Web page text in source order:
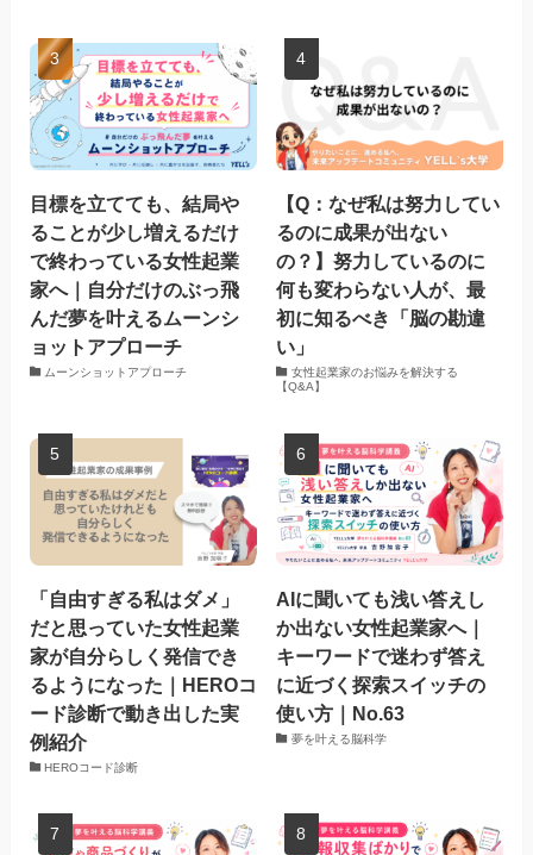
目標を立てても、結局や
ることが少し増えるだけ
で終わっている女性起業
家へ｜自分だけのぶっ飛
んだ夢を叶えるムーンシ
ョットアプローチ
ムーンショットアプローチ
【Q：なぜ私は努力してい
るのに成果が出ない
の？】努力しているのに
何も変わらない人が、最
初に知るべき「脳の勘違
い」
女性起業家のお悩みを解決する
【Q&A】
「自由すぎる私はダメ」
だと思っていた女性起業
家が自分らしく発信でき
るようになった｜HEROコ
ード診断で動き出した実
例紹介
HEROコード診断
AIに聞いても浅い答えし
か出ない女性起業家へ｜
キーワードで迷わず答え
に近づく探索スイッチの
使い方｜No.63
夢を叶える脳科学